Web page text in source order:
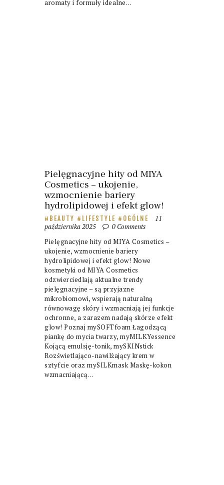
aromaty i formuły idealne…
Pielęgnacyjne hity od MIYA
Cosmetics – ukojenie,
wzmocnienie bariery
hydrolipidowej i efekt glow!
BEAUTY LIFESTYLE OGÓLNE
11
października 2025
0 Comments
Pielęgnacyjne hity od MIYA Cosmetics –
ukojenie, wzmocnienie bariery
hydrolipidowej i efekt glow! Nowe
kosmetyki od MIYA Cosmetics
odzwierciedlają aktualne trendy
pielęgnacyjne – są przyjazne
mikrobiomowi, wspierają naturalną
równowagę skóry i wzmacniają jej funkcje
ochronne, a zarazem nadają skórze efekt
glow! Poznaj mySOFTfoam Łagodzącą
piankę do mycia twarzy, myMILKYessence
Kojącą emulsję-tonik, mySKINstick
Rozświetlająco-nawilżający krem w
sztyfcie oraz mySILKmask Maskę-kokon
wzmacniającą…